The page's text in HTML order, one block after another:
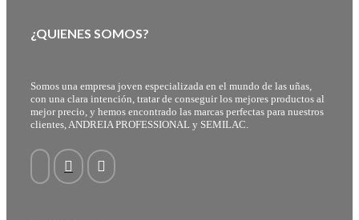
¿QUIENES SOMOS?
Somos una empresa joven especializada en el mundo de las uñas,
con una clara intención, tratar de conseguir los mejores productos al
mejor precio, y hemos encontrado las marcas perfectas para nuestros
clientes, ANDREIA PROFESSIONAL y SEMILAC.